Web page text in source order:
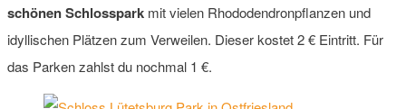
schönen Schlosspark mit vielen Rhododendronpflanzen und
idyllischen Plätzen zum Verweilen. Dieser kostet 2 € Eintritt. Für
das Parken zahlst du nochmal 1 €.